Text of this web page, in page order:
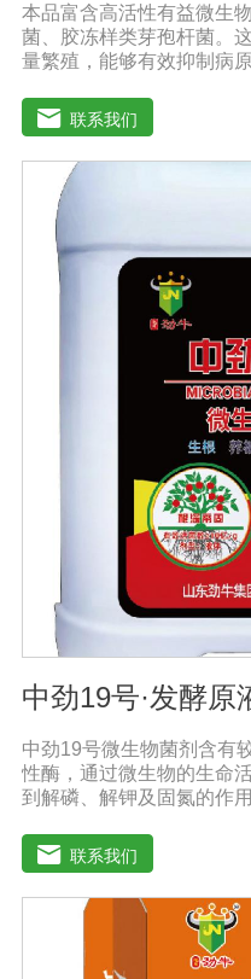
本品富含高活性有益微生
菌、胶冻样类芽孢杆菌。
量繁殖，能够有效抑制病
生物菌群，防止作物生理
快，促使作物快速生新根
物质积累及果蔬中糖分和
◆螯合养分、高效吸收：
海藻中特有的海藻多糖、
激植物体内非特异活性因
改善土壤酸化、板结。◆
细胞活性，打破休眠障碍
量，调控果柄离层细胞结
率，促进果实膨大，上色
物：本品登记作物:番茄。
瓜果、大田、中草药材、
具有显著效果。用法用量
公斤，膨果、转色期亩用
800倍灌根，◆具体用法
业农技人员正确指导下使
≥2亿/
≥50g/L注意事项：阴凉干
含大量有益活菌，禁止与
联系我们
中劲19号·发酵原
中劲19号微生物菌剂含有
性酶，通过微生物的生命
到解磷、解钾及固氮的作
能不同程度地刺激调节植
生素、系统防卫酶等多种
害或诱导系统抗性间接达
联系我们